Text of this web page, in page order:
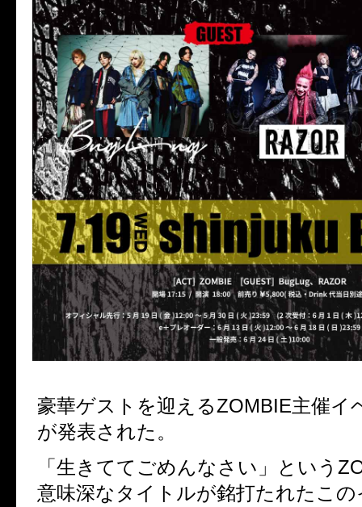
豪華ゲストを迎えるZOMBIE主催イ
が発表された。
「生きててごめんなさい」という
意味深なタイトルが銘打たれたこ